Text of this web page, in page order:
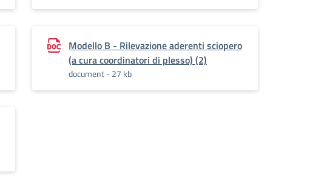
Modello B - Rilevazione aderenti sciopero
(a cura coordinatori di plesso) (2)
document - 27 kb